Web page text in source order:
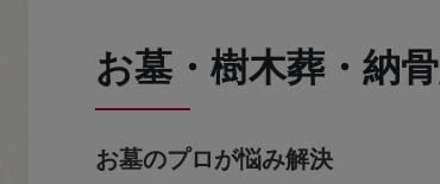
お墓・樹木葬・納
お墓のプロが悩み解決